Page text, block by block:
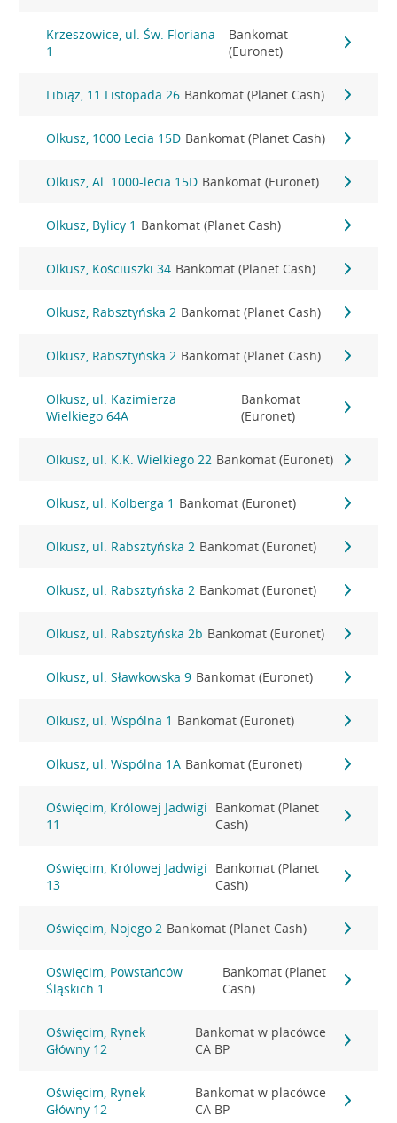
Krzeszowice, ul. Św. Floriana
1
Bankomat
(Euronet)
Libiąż, 11 Listopada 26 Bankomat (Planet Cash)
Olkusz, 1000 Lecia 15D Bankomat (Planet Cash)
Olkusz, Al. 1000-lecia 15D Bankomat (Euronet)
Olkusz, Bylicy 1 Bankomat (Planet Cash)
Olkusz, Kościuszki 34 Bankomat (Planet Cash)
Olkusz, Rabsztyńska 2 Bankomat (Planet Cash)
Olkusz, Rabsztyńska 2 Bankomat (Planet Cash)
Olkusz, ul. Kazimierza
Wielkiego 64A
Bankomat
(Euronet)
Olkusz, ul. K.K. Wielkiego 22 Bankomat (Euronet)
Olkusz, ul. Kolberga 1 Bankomat (Euronet)
Olkusz, ul. Rabsztyńska 2 Bankomat (Euronet)
Olkusz, ul. Rabsztyńska 2 Bankomat (Euronet)
Olkusz, ul. Rabsztyńska 2b Bankomat (Euronet)
Olkusz, ul. Sławkowska 9 Bankomat (Euronet)
Olkusz, ul. Wspólna 1 Bankomat (Euronet)
Olkusz, ul. Wspólna 1A Bankomat (Euronet)
Oświęcim, Królowej Jadwigi
11
Bankomat (Planet
Cash)
Oświęcim, Królowej Jadwigi
13
Bankomat (Planet
Cash)
Oświęcim, Nojego 2 Bankomat (Planet Cash)
Oświęcim, Powstańców
Śląskich 1
Bankomat (Planet
Cash)
Oświęcim, Rynek
Główny 12
Bankomat w placówce
CA BP
Oświęcim, Rynek
Główny 12
Bankomat w placówce
CA BP